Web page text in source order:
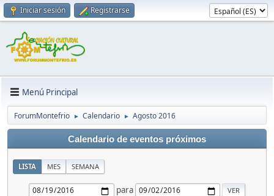
Iniciar sesión Registrarse
Menú Principal
ForumMontefrio ► Calendario ► Agosto 2016
Calendario de eventos próximos
LISTA MES SEMANA
para